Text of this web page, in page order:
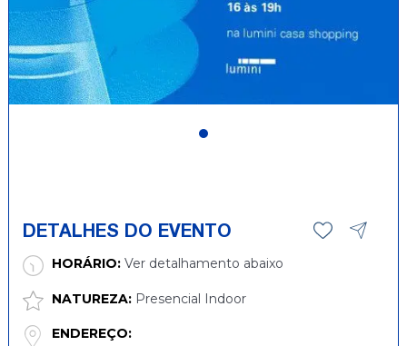
DETALHES DO EVENTO
HORÁRIO:Ver detalhamento abaixo
NATUREZA:Presencial Indoor
ENDEREÇO: